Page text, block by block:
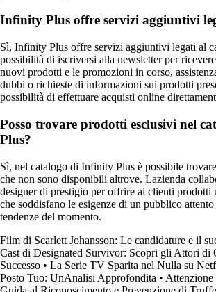
Infinity Plus offre servizi aggiuntivi
Sì, Infinity Plus offre servizi aggiuntivi legati al
possibilità di iscriversi alla newsletter per
nuovi prodotti e le promozioni in corso,
dubbi o richieste di informazioni sui prodotti
possibilità di effettuare acquisti online
Posso trovare prodotti esclusivi nel
Plus?
Sì, nel catalogo di Infinity Plus è possibile
che non sono disponibili altrove. Lazienda
designer di prestigio per offrire ai clienti prodotti
che soddisfano le esigenze di un pubblico
tendenze del momento.
Film di Scarlett Johansson: Le candidature e il
Cast di Designated Survivor: Scopri gli Attori di
Successo • La Serie TV Sparita nel Nulla su
Posto Tuo: UnAnalisi Approfondita • Attenzione